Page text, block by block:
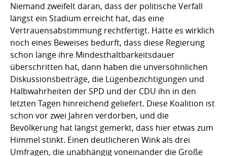
Niemand zweifelt daran, dass der politische Verfall
längst ein Stadium erreicht hat, das eine
Vertrauensabstimmung rechtfertigt. Hätte es wirklich
noch eines Beweises bedurft, dass diese Regierung
schon lange ihre Mindesthaltbarkeitsdauer
überschritten hat, dann haben die unversöhnlichen
Diskussionsbeiträge, die Lügenbezichtigungen und
Halbwahrheiten der SPD und der CDU ihn in den
letzten Tagen hinreichend geliefert. Diese Koalition ist
schon vor zwei Jahren verdorben, und die
Bevölkerung hat längst gemerkt, dass hier etwas zum
Himmel stinkt. Einen deutlicheren Wink als drei
Umfragen, die unabhängig voneinander die Große